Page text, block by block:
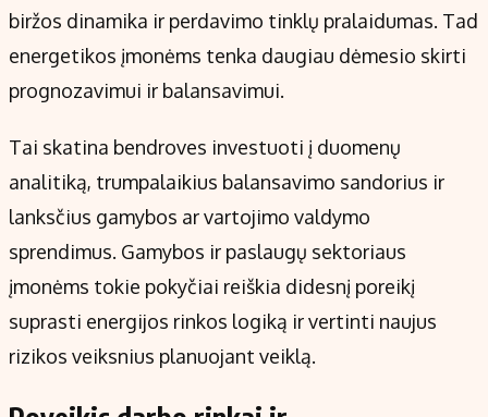
biržos dinamika ir perdavimo tinklų pralaidumas. Tad
energetikos įmonėms tenka daugiau dėmesio skirti
prognozavimui ir balansavimui.
Tai skatina bendroves investuoti į duomenų
analitiką, trumpalaikius balansavimo sandorius ir
lanksčius gamybos ar vartojimo valdymo
sprendimus. Gamybos ir paslaugų sektoriaus
įmonėms tokie pokyčiai reiškia didesnį poreikį
suprasti energijos rinkos logiką ir vertinti naujus
rizikos veiksnius planuojant veiklą.